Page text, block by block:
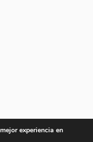
experiencia en